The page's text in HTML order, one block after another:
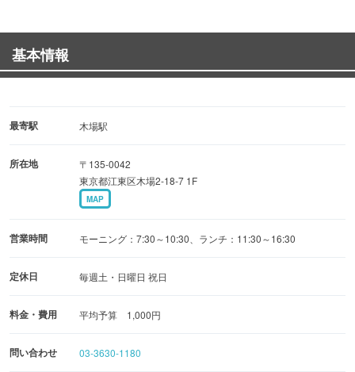
基本情報
最寄駅 木場駅
所在地
〒135-0042
東京都江東区木場2-18-7 1F
MAP
営業時間 モーニング：7:30～10:30、ランチ：11:30～16:30
定休日 毎週土・日曜日 祝日
料金・費用 平均予算 1,000円
問い合わせ 03-3630-1180